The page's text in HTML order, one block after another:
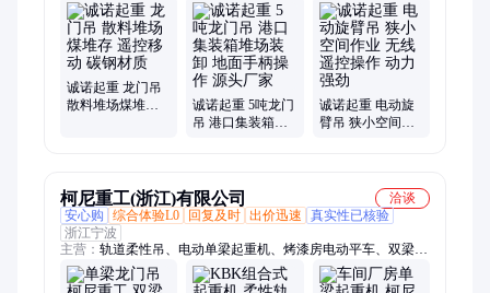
架、电动龙门架、定柱式悬臂吊、立柱式悬臂吊、车间起重设备
诚诺起重 龙门吊
散料堆场煤堆存
诚诺起重 5吨龙门
吊 港口集装箱堆
诚诺起重 电动旋
臂吊 狭小空间作
柯尼重工(浙江)有限公司
洽谈
安心购
综合体验L0 回复及时 出价迅速
真实性已核验
浙江宁波
主营： 轨道柔性吊、电动单梁起重机、烤漆房电动平车、双梁起
重机、钢丝绳电动葫芦